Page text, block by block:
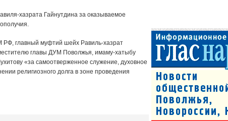
хазрата Гайнутдина за оказываемое
РФ, главный муфтий шейх Равиль-хазрат
главы ДУМ Поволжья, имаму-хатыбу
«за самоотверженное служение, духовное
религиозного долга в зоне проведения